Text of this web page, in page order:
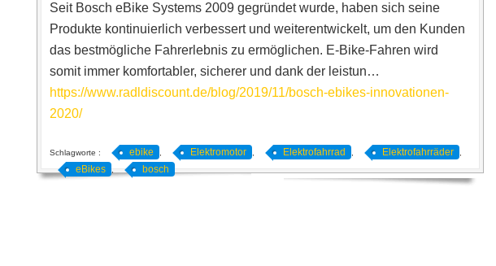
Seit Bosch eBike Systems 2009 gegründet wurde, haben sich seine
Produkte kontinuierlich verbessert und weiterentwickelt, um den Kunden
das bestmögliche Fahrerlebnis zu ermöglichen. E-Bike-Fahren wird
somit immer komfortabler, sicherer und dank der leistun…
https://www.radldiscount.de/blog/2019/11/bosch-ebikes-innovationen-
2020/
Schlagworte : ebike Elektromotor Elektrofahrrad Elektrofahrräder
eBikes bosch